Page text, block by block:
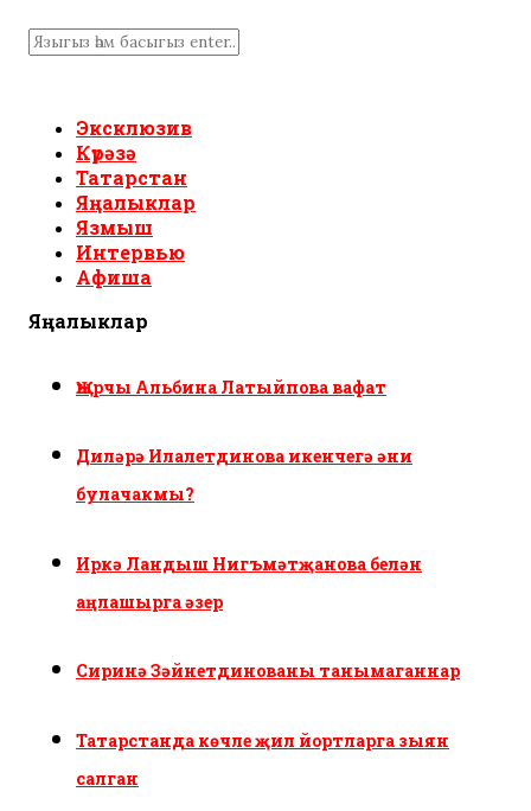
Эксклюзив
Күрәзә
Татарстан
Яңалыклар
Язмыш
Интервью
Афиша
Яңалыклар
Җырчы Альбина Латыйпова вафат
Диләрә Илалетдинова икенчегә әни
булачакмы?
Иркә Ландыш Нигъмәтҗанова белән
аңлашырга әзер
Сиринә Зәйнетдинованы танымаганнар
Татарстанда көчле җил йортларга зыян
салган